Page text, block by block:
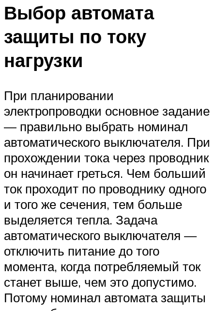
Выбор автомата
защиты по току
нагрузки
При планировании
электропроводки основное задание
— правильно выбрать номинал
автоматического выключателя. При
прохождении тока через проводник
он начинает греться. Чем больший
ток проходит по проводнику одного
и того же сечения, тем больше
выделяется тепла. Задача
автоматического выключателя —
отключить питание до того
момента, когда потребляемый ток
станет выше, чем это допустимо.
Потому номинал автомата защиты